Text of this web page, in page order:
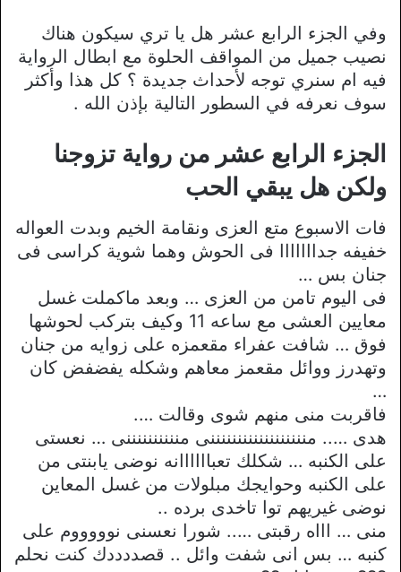
وفي الجزء الرابع عشر هل يا تري سيكون هناك
نصيب جميل من المواقف الحلوة مع ابطال الرواية
فيه ام سنري توجه لأحداث جديدة ؟ كل هذا وأكثر
سوف نعرفه في السطور التالية بإذن الله .
الجزء الرابع عشر من رواية تزوجنا
ولكن هل يبقي الحب
فات الاسبوع متع العزى ونقامة الخيم وبدت العواله
خفيفه جدااااااا فى الحوش وهما شوية كراسى فى
جنان بس …
فى اليوم تامن من العزى … وبعد ماكملت غسل
معايين العشى مع ساعه 11 وكيف بتركب لحوشها
فوق … شافت عفراء مقعمزه على زوايه من جنان
وتهدرز ووائل مقعمز معاهم وشكله يفضفض كان
…
فاقربت منى منهم شوى وقالت ….
هدى ….. مننننننننننننننننننى مننننننننننى … نعستى
على الكنبه … شكلك تعباااااانه نوضى يابنتى من
على الكنبه وحوايجك مبلولات من غسل المعاين
نوضى غيريهم توا تاخدى برده ..
منى … اااه رقبتى ….. شورا نعسنى نوووووم على
كنبه … بس انى شفت وائل .. قصددددك كنت نحلم